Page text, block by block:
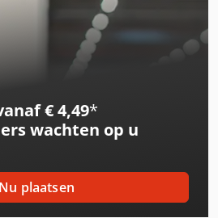
€ 4,49*
wachten op u
Nu plaatsen